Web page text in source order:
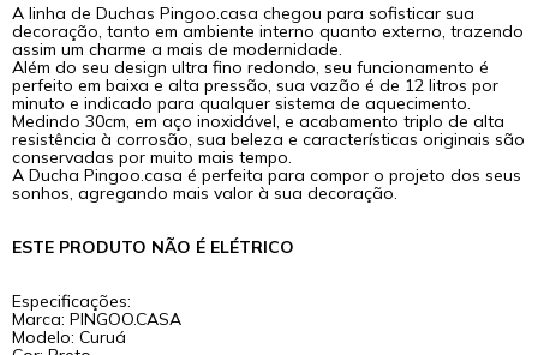
A linha de Duchas Pingoo.casa chegou para sofisticar sua
decoração, tanto em ambiente interno quanto externo, trazendo
assim um charme a mais de modernidade.
Além do seu design ultra fino redondo, seu funcionamento é
perfeito em baixa e alta pressão, sua vazão é de 12 litros por
minuto e indicado para qualquer sistema de aquecimento.
Medindo 30cm, em aço inoxidável, e acabamento triplo de alta
resistência à corrosão, sua beleza e características originais são
conservadas por muito mais tempo.
A Ducha Pingoo.casa é perfeita para compor o projeto dos seus
sonhos, agregando mais valor à sua decoração.
ESTE PRODUTO NÃO É ELÉTRICO
Especificações:
Marca: PINGOO.CASA
Modelo: Curuá